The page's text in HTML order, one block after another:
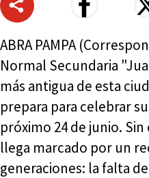
ABRA PAMPA
Normal Secundaria
más antigua de esta
prepara para celebrar
próximo 24 de junio.
llega marcado por un
generaciones: la falta